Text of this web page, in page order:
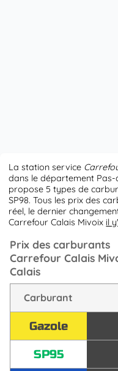
La station service
dans le département Pas-
propose 5 types de
SP98. Tous les prix des
réel, le dernier
Carrefour Calais Mivoix il
Prix des carburants
Carrefour Calais
Calais
Carburant
Gazole
SP95